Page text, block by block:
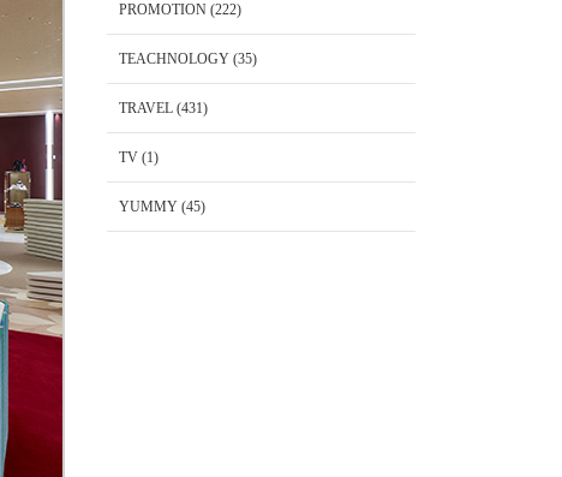
PROMOTION(222)
TEACHNOLOGY(35)
TRAVEL(431)
TV(1)
YUMMY(45)